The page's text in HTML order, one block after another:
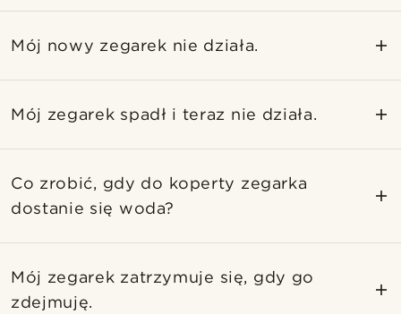
Mój nowy zegarek nie działa.
Mój zegarek spadł i teraz nie działa.
Co zrobić, gdy do koperty zegarka
dostanie się woda?
Mój zegarek zatrzymuje się, gdy go
zdejmuję.